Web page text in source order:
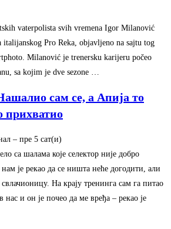
vaterpolista svih vremena Igor Milanović
italijanskog Pro Reka, objavljeno na sajtu tog
Milanović je trenersku karijeru počeo
sa kojim je dve sezone …
сам се, а Апија то
прихватио
– ‎пре 5 сат(и)‎
са шалама које селектор није добро
је рекао да се ништа неће догодити, али
свлачионицу. На крају тренинга сам га питао
и он је почео да ме вређа – рекао је